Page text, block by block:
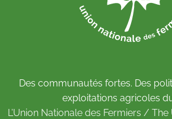
Des communautés fortes. Des
exploitations agricoles
L’Union Nationale des Fermiers /